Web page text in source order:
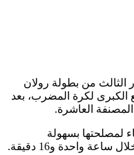
الثالث من بطولة رولان
الكبرى لكرة المضرب، بعد
العاشرة.
24 عاما اللقاء لمصلحتها بسهولة